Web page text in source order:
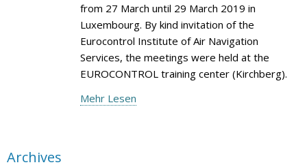
from 27 March until 29 March 2019 in
Luxembourg. By kind invitation of the
Eurocontrol Institute of Air Navigation
Services, the meetings were held at the
EUROCONTROL training center (Kirchberg).
Mehr Lesen
Archives